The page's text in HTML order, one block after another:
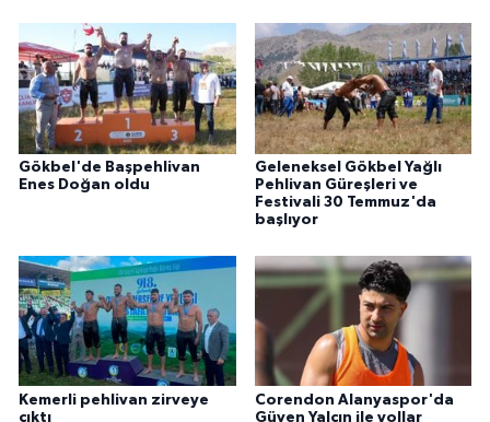
Gökbel'de Başpehlivan
Enes Doğan oldu
Geleneksel Gökbel Yağlı
Pehlivan Güreşleri ve
Festivali 30 Temmuz'da
başlıyor
Kemerli pehlivan zirveye
çıktı
Corendon Alanyaspor'da
Güven Yalçın ile yollar